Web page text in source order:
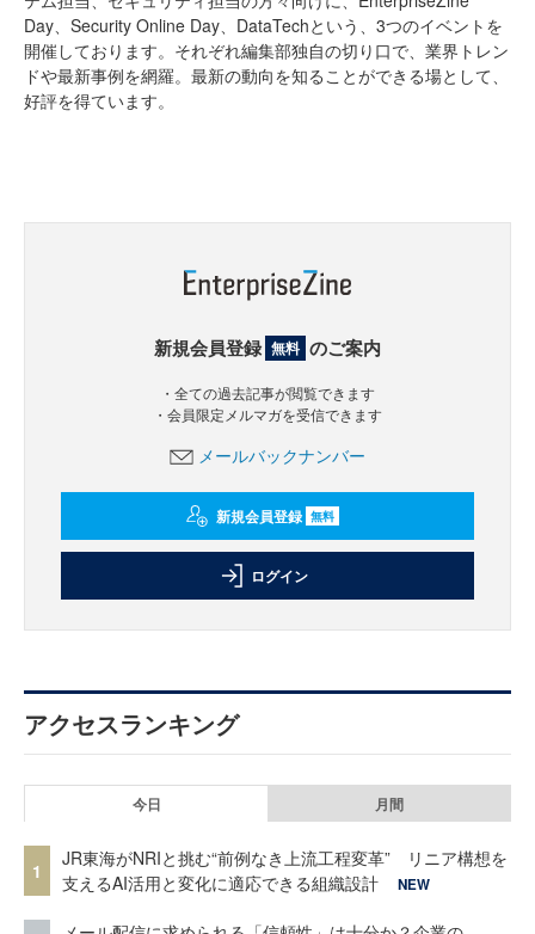
Day、Security Online Day、DataTechという、3つのイベントを
開催しております。それぞれ編集部独自の切り口で、業界トレン
ドや最新事例を網羅。最新の動向を知ることができる場として、
好評を得ています。
新規会員登録 無料 のご案内
・全ての過去記事が閲覧できます
・会員限定メルマガを受信できます
メールバックナンバー
新規会員登録 無料
ログイン
アクセスランキング
今日 月間
1
JR東海がNRIと挑む“前例なき上流工程変革” リニア構想を
支えるAI活用と変化に適応できる組織設計
NEW